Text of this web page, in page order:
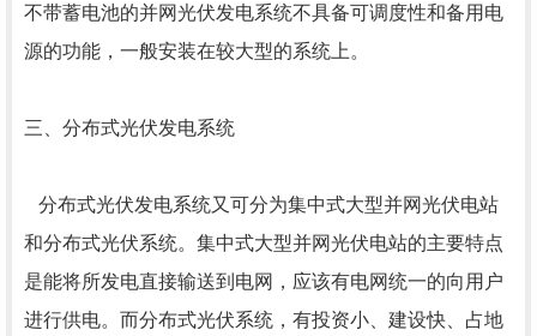
不带蓄电池的并网光伏发电系统不具备可调度性和备用电
源的功能，一般安装在较大型的系统上。
三、分布式光伏发电系统
分布式光伏发电系统又可分为集中式大型并网光伏电站
和分布式光伏系统。集中式大型并网光伏电站的主要特点
是能将所发电直接输送到电网，应该有电网统一的向用 户
进行供电。而分布式光伏系统，有投资小、建设快、占地